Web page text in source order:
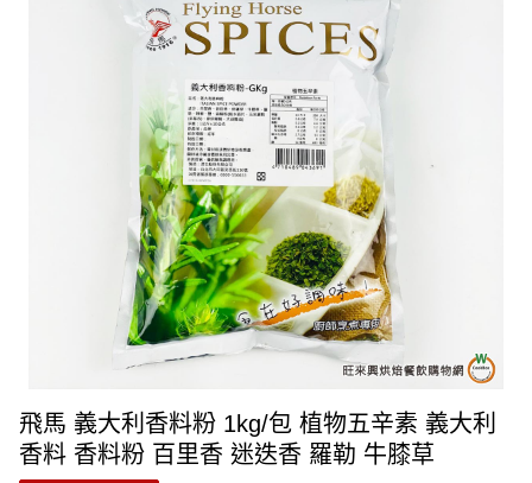
飛馬 義大利香料粉 1kg/包 植物五辛素 義大利
香料 香料粉 百里香 迷迭香 羅勒 牛膝草